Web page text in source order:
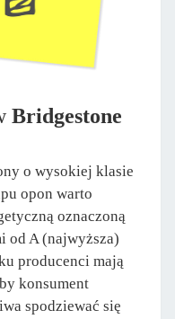
Bridgestone
o wysokiej klasie
opon warto
oznaczoną
od A (najwyższa)
producenci mają
konsument
spodziewać się